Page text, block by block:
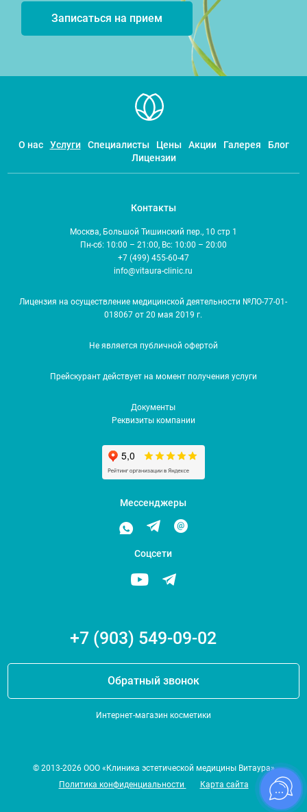
Записаться на прием
О нас Услуги Специалисты Цены Акции Галерея
Блог
Лицензии
Контакты
Москва, Большой Тишинский пер., 10 стр 1
Пн-сб: 10:00 – 21:00, Вс: 10:00 – 20:00
+7 (499) 455-60-47
info@vitaura-clinic.ru
Лицензия на осуществление медицинской деятельности №ЛО-77-01-
018067 от 20 мая 2019 г.
Не является публичной офертой
Прейскурант действует на момент получения услуги
Документы
Реквизиты компании
Мессенджеры
Соцсети
+7 (903) 549-09-02
Обратный звонок
Интернет-магазин косметики
© 2013-2026 ООО «Клиника эстетической медицины Витаура»
Политика конфиденциальности
Карта сайта